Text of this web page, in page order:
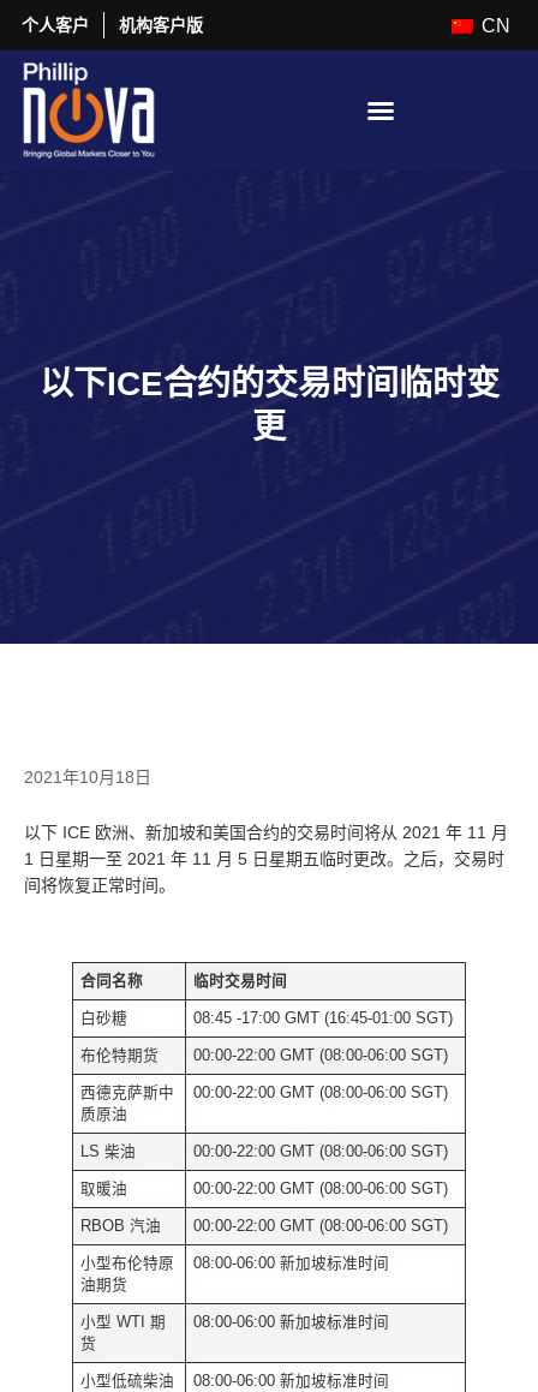
个人客户 机构客户版 CN
以下ICE合约的交易时间临时变
更
2021年10月18日
以下 ICE 欧洲、新加坡和美国合约的交易时间将从 2021 年 11 月
1 日星期一至 2021 年 11 月 5 日星期五临时更改。之后，交易时
间将恢复正常时间。
合同名称 临时交易时间
白砂糖 08:45 -17:00 GMT (16:45-01:00 SGT)
布伦特期货 00:00-22:00 GMT (08:00-06:00 SGT)
西德克萨斯中
质原油
00:00-22:00 GMT (08:00-06:00 SGT)
LS 柴油 00:00-22:00 GMT (08:00-06:00 SGT)
取暖油 00:00-22:00 GMT (08:00-06:00 SGT)
RBOB 汽油 00:00-22:00 GMT (08:00-06:00 SGT)
小型布伦特原
油期货
08:00-06:00 新加坡标准时间
小型 WTI 期
货
08:00-06:00 新加坡标准时间
小型低硫柴油
08:00-06:00 新加坡标准时间